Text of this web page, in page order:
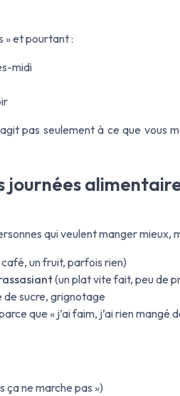
» et pourtant :
midi
pas seulement à ce que vous
journées
qui veulent manger mieux,
café, un fruit, parfois rien)
(un plat vite fait, peu de
de sucre, grignotage
que « j’ai faim, j’ai rien mangé
ne marche pas »)